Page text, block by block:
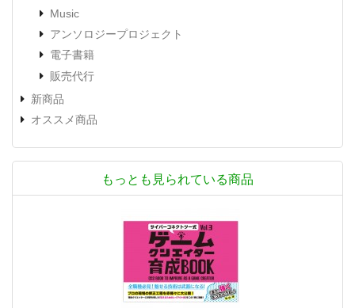
Music
アンソロジープロジェクト
電子書籍
販売代行
新商品
オススメ商品
もっとも見られている商品